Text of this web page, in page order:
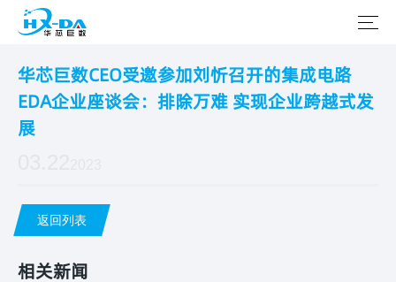
华芯巨数CEO受邀参加刘忻召开的集成电路
EDA企业座谈会：排除万难 实现企业跨越式发
展
返回列表
相关新闻